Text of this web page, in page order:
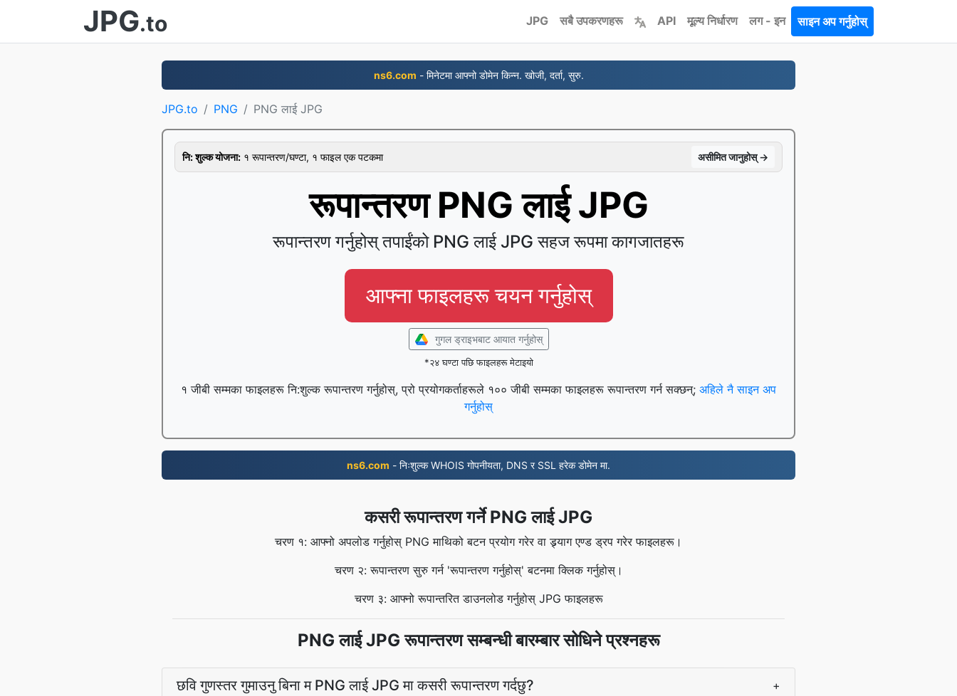
JPG.to JPG सबै उपकरणहरू API मूल्य निर्धारण लग - इन साइन अप गर्नुहोस्
ns6.com - मिनेटमा आफ्नो डोमेन किन्न. खोजी, दर्ता, सुरु.
JPG.to PNG PNG लाई JPG
नि: शुल्क योजना: १ रूपान्तरण/घण्टा, १ फाइल एक पटकमा असीमित जानुहोस् →
रूपान्तरण PNG लाई JPG
रूपान्तरण गर्नुहोस् तपाईंको PNG लाई JPG सहज रूपमा कागजातहरू
आफ्ना फाइलहरू चयन गर्नुहोस्
गुगल ड्राइभबाट आयात गर्नुहोस्
*२४ घण्टा पछि फाइलहरू मेटाइयो
१ जीबी सम्मका फाइलहरू नि:शुल्क रूपान्तरण गर्नुहोस्, प्रो प्रयोगकर्ताहरूले १०० जीबी सम्मका फाइलहरू रूपान्तरण गर्न सक्छन्; अहिले नै साइन अप
गर्नुहोस्
ns6.com - निःशुल्क WHOIS गोपनीयता, DNS र SSL हरेक डोमेन मा.
कसरी रूपान्तरण गर्ने PNG लाई JPG
चरण १: आफ्नो अपलोड गर्नुहोस् PNG माथिको बटन प्रयोग गरेर वा ड्र्याग एण्ड ड्रप गरेर फाइलहरू।
चरण २: रूपान्तरण सुरु गर्न 'रूपान्तरण गर्नुहोस्' बटनमा क्लिक गर्नुहोस्।
चरण ३: आफ्नो रूपान्तरित डाउनलोड गर्नुहोस् JPG फाइलहरू
PNG लाई JPG रूपान्तरण सम्बन्धी बारम्बार सोधिने प्रश्नहरू
छवि गुणस्तर गुमाउनु बिना म PNG लाई JPG मा कसरी रूपान्तरण गर्दछु? +